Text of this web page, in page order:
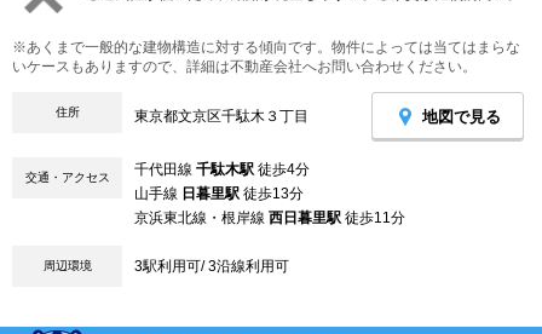
※あくまで一般的な建物構造に対する傾向です。物件によっては当てはまらな
いケースもありますので、詳細は不動産会社へお問い合わせください。
住所 東京都文京区千駄木３丁目 地図で見る
交通・アクセス 千代田線 千駄木駅 徒歩4分
山手線 日暮里駅 徒歩13分
京浜東北線・根岸線 西日暮里駅 徒歩11分
周辺環境 3駅利用可/ 3沿線利用可